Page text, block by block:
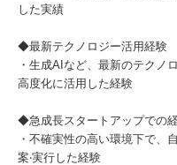
した実績
◆最新テクノロジー活用経験
・生成AIなど、最新のテクノ
高度化に活用した経験
◆急成⻑スタートアップでの
・不確実性の高い環境下で、
案‧実行した経験